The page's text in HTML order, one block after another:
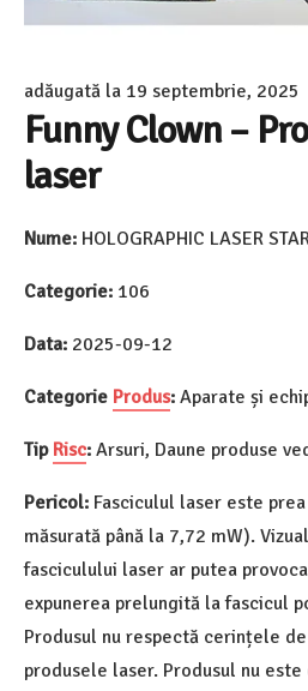
adăugată la 19 septembrie, 2025
Funny Clown –
laser
Nume: HOLOGRAPHIC LASER
Categorie: 106
Data: 2025-09-12
Categorie Produs: Aparate și
Tip Risc: Arsuri, Daune produse
Pericol: Fasciculul laser este
măsurată până la 7,72 mW).
fasciculului laser ar putea
expunerea prelungită la fascicul
Produsul nu respectă cerințele de
produsele laser. Produsul nu